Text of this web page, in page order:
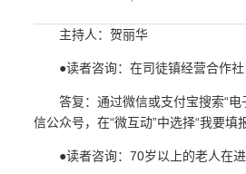
主持人：贺丽华
●读者咨询：在司徒镇经营合作
答复：通过微信或支付宝搜索“
信公众号，在“微互动”中选择“我要
●读者咨询：70岁以上的老人在